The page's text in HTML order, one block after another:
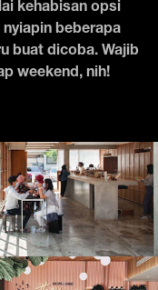
kehabisan opsi
beberapa
buat dicoba. Wajib
weekend, nih!